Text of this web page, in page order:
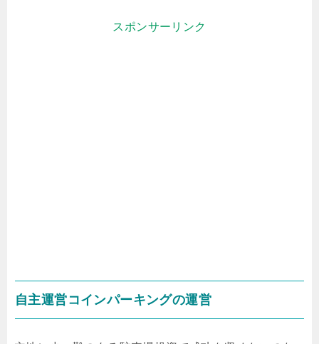
スポンサーリンク
自主運営コインパーキングの運営